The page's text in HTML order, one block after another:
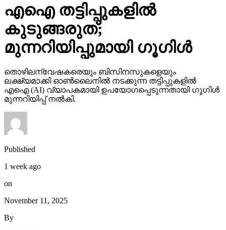
എഐ തട്ടിപ്പുകളില്‍
കുടുങ്ങരുത്;
മുന്നറിയിപ്പുമായി ഗൂഗിള്‍
തൊഴിലന്വേഷകരെയും ബിസിനസുകളെയും
ലക്ഷ്യമാക്കി ഓണ്‍ലൈനില്‍ നടക്കുന്ന തട്ടിപ്പുകളില്‍
എഐ (AI) വ്യാപകമായി ഉപയോഗപ്പെടുന്നതായി ഗൂഗിള്‍
മുന്നറിയിപ്പ് നല്‍കി.
Published
1 week ago
on
November 11, 2025
By